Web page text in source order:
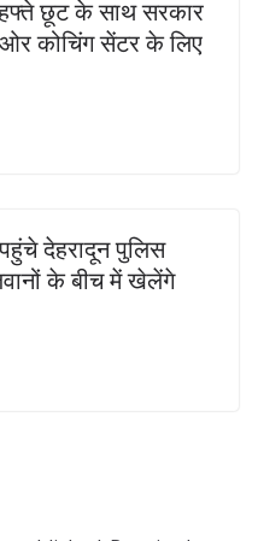
छूट के साथ सरकार
ओर कोचिंग सेंटर के लिए
देहरादून पुलिस
के बीच में खेलेंगे